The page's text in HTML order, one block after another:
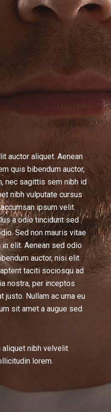
auctor aliquet. Aenean
quis bibendum auctor,
nec sagittis sem nibh id
nibh vulputate cursus
ipsum velit.
a odio tincidunt sed
Sed non mauris vitae
elit. Aenean sed odio
auctor, nisi elit
taciti sociosqu ad
nostra, per inceptos
justo. Nullam ac urna eu
sit amet a augue sed
nibh velvelit
lorem.